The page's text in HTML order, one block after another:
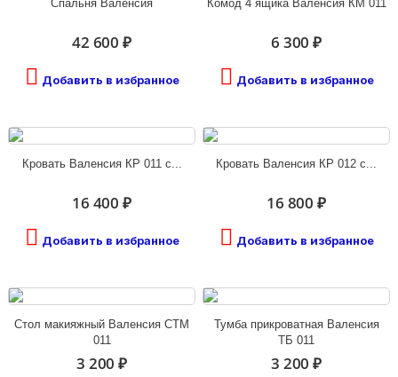
Спальня Валенсия
42 600 ₽
Добавить в избранное
Комод 4 ящика Валенсия КМ 011
6 300 ₽
Добавить в избранное
Кровать Валенсия КР 011 с...
16 400 ₽
Добавить в избранное
Кровать Валенсия КР 012 с...
16 800 ₽
Добавить в избранное
Стол макияжный Валенсия СТМ
011
3 200 ₽
Тумба прикроватная Валенсия
ТБ 011
3 200 ₽